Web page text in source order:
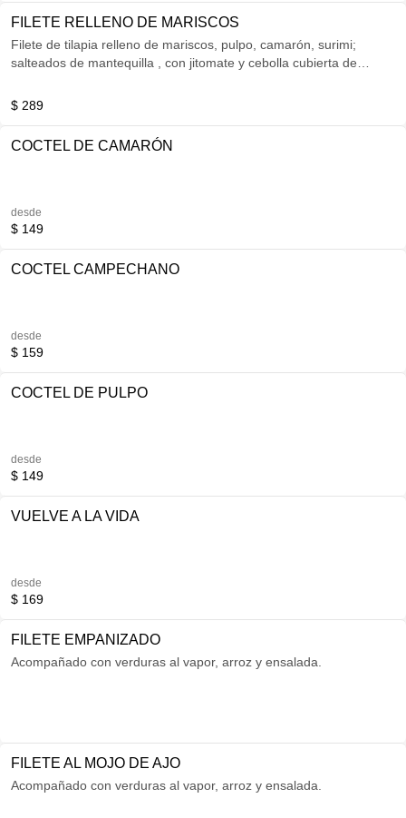
FILETE RELLENO DE MARISCOS
Filete de tilapia relleno de mariscos, pulpo, camarón, surimi;
salteados de mantequilla , con jitomate y cebolla cubierta de
$ 289
COCTEL DE CAMARÓN
desde
$ 149
COCTEL CAMPECHANO
desde
$ 159
COCTEL DE PULPO
desde
$ 149
VUELVE A LA VIDA
desde
$ 169
FILETE EMPANIZADO
Acompañado con verduras al vapor, arroz y ensalada.
FILETE AL MOJO DE AJO
Acompañado con verduras al vapor, arroz y ensalada.